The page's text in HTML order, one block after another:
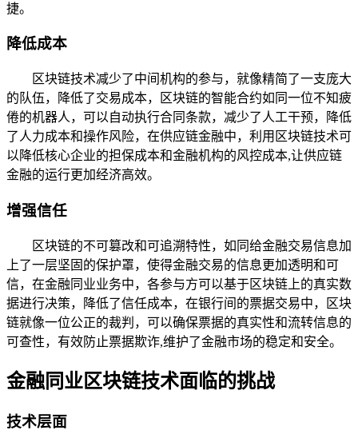
捷。
降低成本
区块链技术减少了中间机构的参与，就像精简了一支庞大
的队伍，降低了交易成本，区块链的智能合约如同一位不知疲
倦的机器人，可以自动执行合同条款，减少了人工干预，降低
了人力成本和操作风险，在供应链金融中，利用区块链技术可
以降低核心企业的担保成本和金融机构的风控成本,让供应链
金融的运行更加经济高效。
增强信任
区块链的不可篡改和可追溯特性，如同给金融交易信息加
上了一层坚固的保护罩，使得金融交易的信息更加透明和可
信，在金融同业业务中，各参与方可以基于区块链上的真实数
据进行决策，降低了信任成本，在银行间的票据交易中，区块
链就像一位公正的裁判，可以确保票据的真实性和流转信息的
可查性，有效防止票据欺诈,维护了金融市场的稳定和安全。
金融同业区块链技术面临的挑战
技术层面